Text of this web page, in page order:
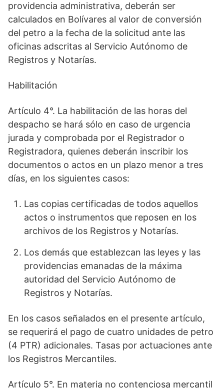
providencia administrativa, deberán ser
calculados en Bolívares al valor de conversión
del petro a la fecha de la solicitud ante las
oficinas adscritas al Servicio Autónomo de
Registros y Notarías.
Habilitación
Artículo 4°. La habilitación de las horas del
despacho se hará sólo en caso de urgencia
jurada y comprobada por el Registrador o
Registradora, quienes deberán inscribir los
documentos o actos en un plazo menor a tres
días, en los siguientes casos:
Las copias certificadas de todos aquellos
actos o instrumentos que reposen en los
archivos de los Registros y Notarías.
Los demás que establezcan las leyes y las
providencias emanadas de la máxima
autoridad del Servicio Autónomo de
Registros y Notarías.
En los casos señalados en el presente artículo,
se requerirá el pago de cuatro unidades de petro
(4 PTR) adicionales. Tasas por actuaciones ante
los Registros Mercantiles.
Artículo 5°. En materia no contenciosa mercantil